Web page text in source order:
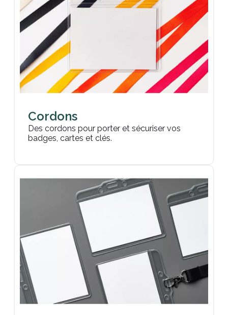
Cordons
Des cordons pour porter et sécuriser vos
badges, cartes et clés.